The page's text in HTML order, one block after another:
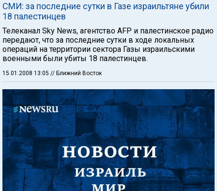
СМИ: за последние сутки в Газе израильтяне убили
18 палестинцев
Телеканал Sky News, агентство AFP и палестинское радио
передают, что за последние сутки в ходе локальных
операций на территории сектора Газы израильскими
военными были убиты 18 палестинцев.
15.01.2008 13:05 // Ближний Восток